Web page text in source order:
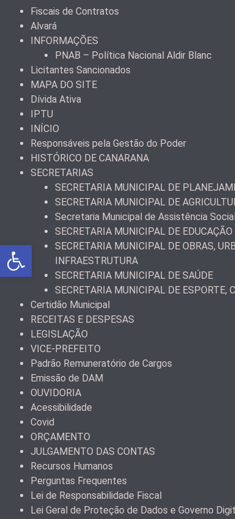
Fiscais de Contratos
Alvará
INFORMAÇÕES
PNAB – Política Nacional Aldir Blanc
Licitantes Sancionados
MAPA DO SITE
Dívida Ativa
IPTU
INÍCIO
Responsáveis pela Gestão do Poder
HISTÓRICO DE CANARANA
SECRETARIAS
SECRETARIA MUNICIPAL DE
SECRETARIA MUNICIPAL DE
Secretaria Municipal de Assistência Social
SECRETARIA MUNICIPAL DE EDUCAÇÃO
SECRETARIA MUNICIPAL DE OBRAS,
INFRAESTRUTURA
SECRETARIA MUNICIPAL DE SAÚDE
SECRETARIA MUNICIPAL DE ESPORTE,
Certidão Municipal
RECEITAS E DESPESAS
LEGISLAÇÃO
VICE-PREFEITO
Padrão Remuneratório de Cargos
Emissão de DAM
OUVIDORIA
Acessibilidade
Covid
ORÇAMENTO
JULGAMENTO DAS CONTAS
Recursos Humanos
Perguntas Frequentes
Lei de Responsabilidade Fiscal
Lei Geral de Proteção de Dados e Governo
Abrir a barra de